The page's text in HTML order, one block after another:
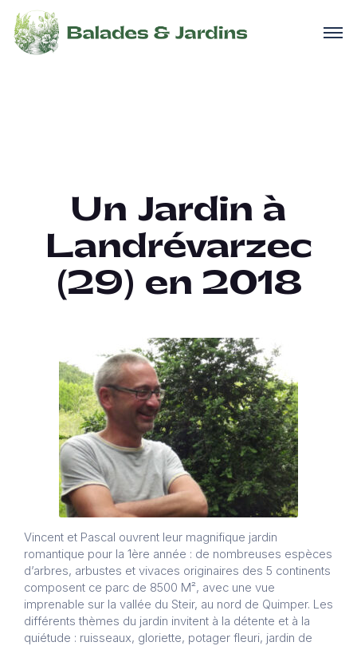
Un Jardin à
Landrévarzec
(29) en 2018
Vincent et Pascal ouvrent leur magnifique jardin
romantique pour la 1ère année : de nombreuses espèces
d’arbres, arbustes et vivaces originaires des 5 continents
composent ce parc de 8500 M², avec une vue
imprenable sur la vallée du Steir, au nord de Quimper. Les
différents thèmes du jardin invitent à la détente et à la
quiétude : ruisseaux, gloriette, potager fleuri, jardin de